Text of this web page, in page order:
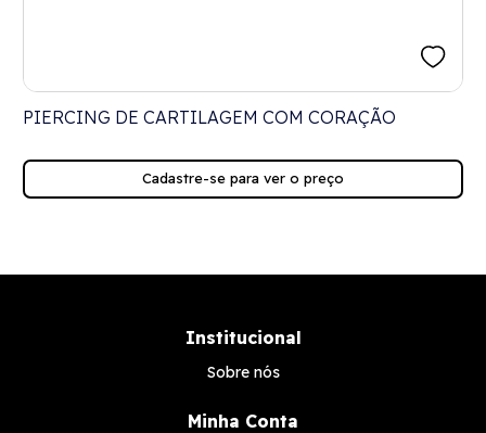
PIERCING DE CARTILAGEM COM CORAÇÃO
Cadastre-se para ver o preço
Institucional
Sobre nós
Minha Conta